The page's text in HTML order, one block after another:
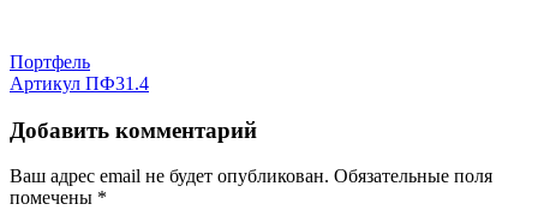
записям
Навигация
по
записям
Портфель
Артикул ПФ31.4
Добавить комментарий
Ваш адрес email не будет опубликован. Обязательные поля
помечены *